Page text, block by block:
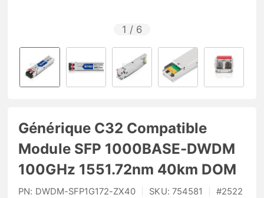
1 / 6
Générique C32 Compatible
Module SFP 1000BASE-DWDM
100GHz 1551.72nm 40km DOM
PN: DWDM-SFP1G172-ZX40 SKU: 754581 #2522